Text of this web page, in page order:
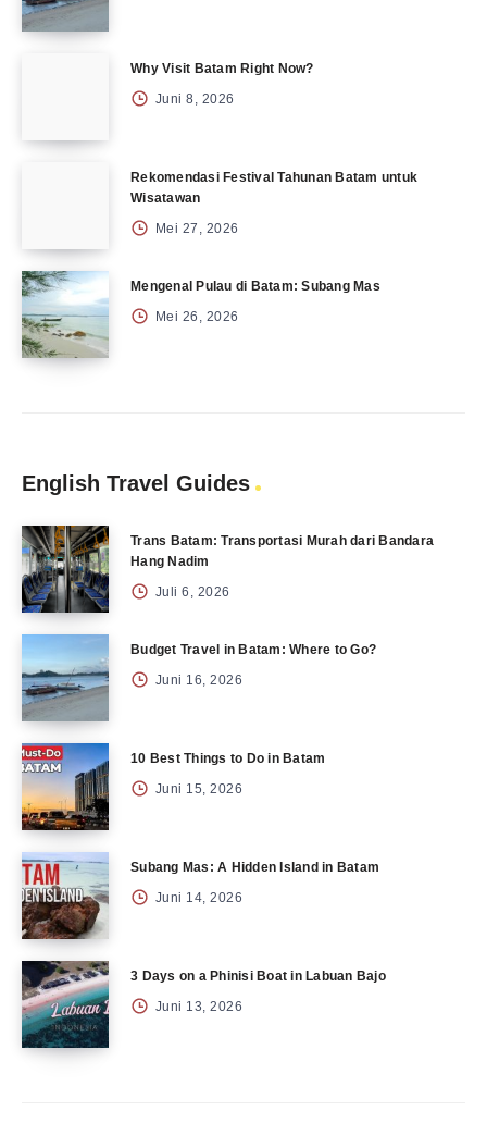
Why Visit Batam Right Now?
Juni 8, 2026
Rekomendasi Festival Tahunan Batam untuk
Wisatawan
Mei 27, 2026
Mengenal Pulau di Batam: Subang Mas
Mei 26, 2026
English Travel Guides
Trans Batam: Transportasi Murah dari Bandara
Hang Nadim
Juli 6, 2026
Budget Travel in Batam: Where to Go?
Juni 16, 2026
10 Best Things to Do in Batam
Juni 15, 2026
Subang Mas: A Hidden Island in Batam
Juni 14, 2026
3 Days on a Phinisi Boat in Labuan Bajo
Juni 13, 2026